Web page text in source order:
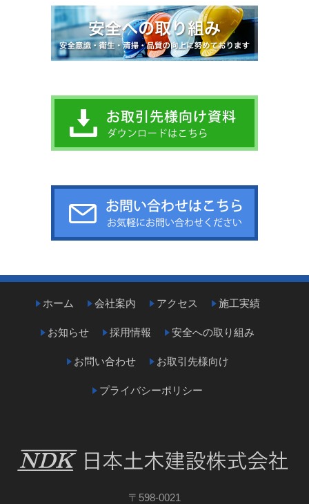
ホーム 会社案内 アクセス 施工実績
お知らせ 採用情報 安全への取り組み
お問い合わせ お取引先様向け
プライバシーポリシー
〒598-0021